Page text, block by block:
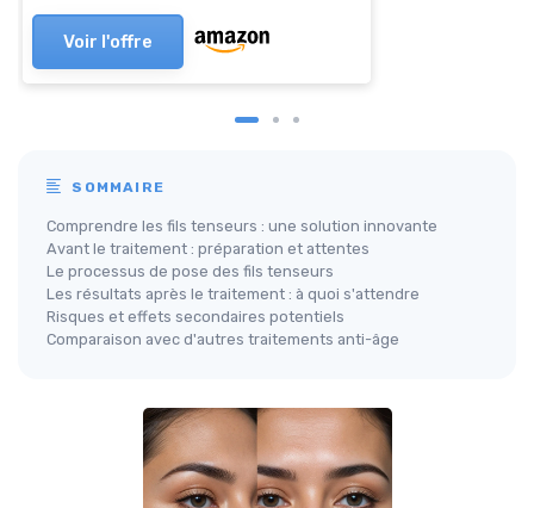
Voir l'offre
SOMMAIRE
Comprendre les fils tenseurs : une solution innovante
Avant le traitement : préparation et attentes
Le processus de pose des fils tenseurs
Les résultats après le traitement : à quoi s'attendre
Risques et effets secondaires potentiels
Comparaison avec d'autres traitements anti-âge